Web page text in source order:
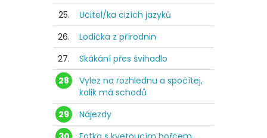
25.
Učitel/ka cizích jazyků
26.
Lodička z přírodnin
27.
Skákání přes švihadlo
28
Vylez na rozhlednu a spočítej,
kolik má schodů
29
Nájezdy